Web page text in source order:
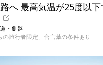
路へ 最高気温が25度以
・釧路
旅行者限定、合言葉の条件あり